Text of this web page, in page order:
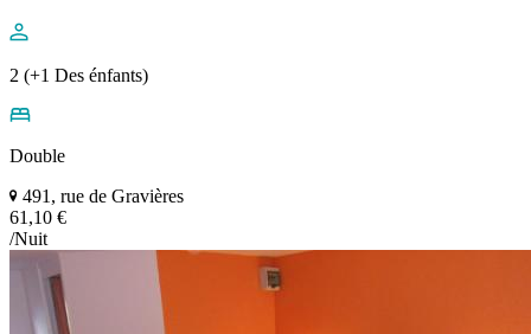
2 (+1 Des énfants)
Double
491, rue de Gravières
61,10 €
/Nuit